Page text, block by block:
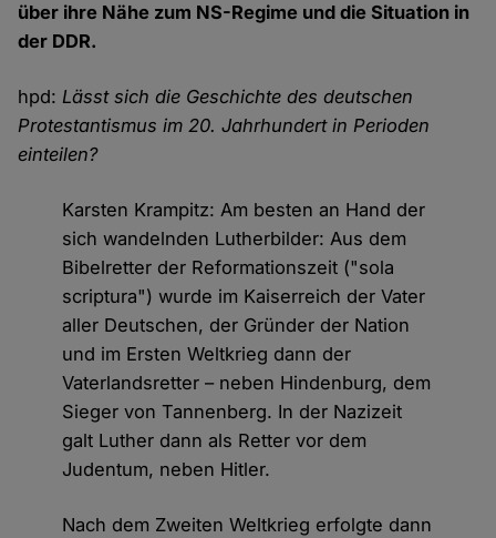
über ihre Nähe zum NS-Regime und die Situation in
der DDR.
hpd:Lässt sich die Geschichte des deutschen
Protestantismus im 20. Jahrhundert in Perioden
einteilen?
Karsten Krampitz: Am besten an Hand der
sich wandelnden Lutherbilder: Aus dem
Bibelretter der Reformationszeit ("sola
scriptura") wurde im Kaiserreich der Vater
aller Deutschen, der Gründer der Nation
und im Ersten Weltkrieg dann der
Vaterlandsretter – neben Hindenburg, dem
Sieger von Tannenberg. In der Nazizeit
galt Luther dann als Retter vor dem
Judentum, neben Hitler.
Nach dem Zweiten Weltkrieg erfolgte dann